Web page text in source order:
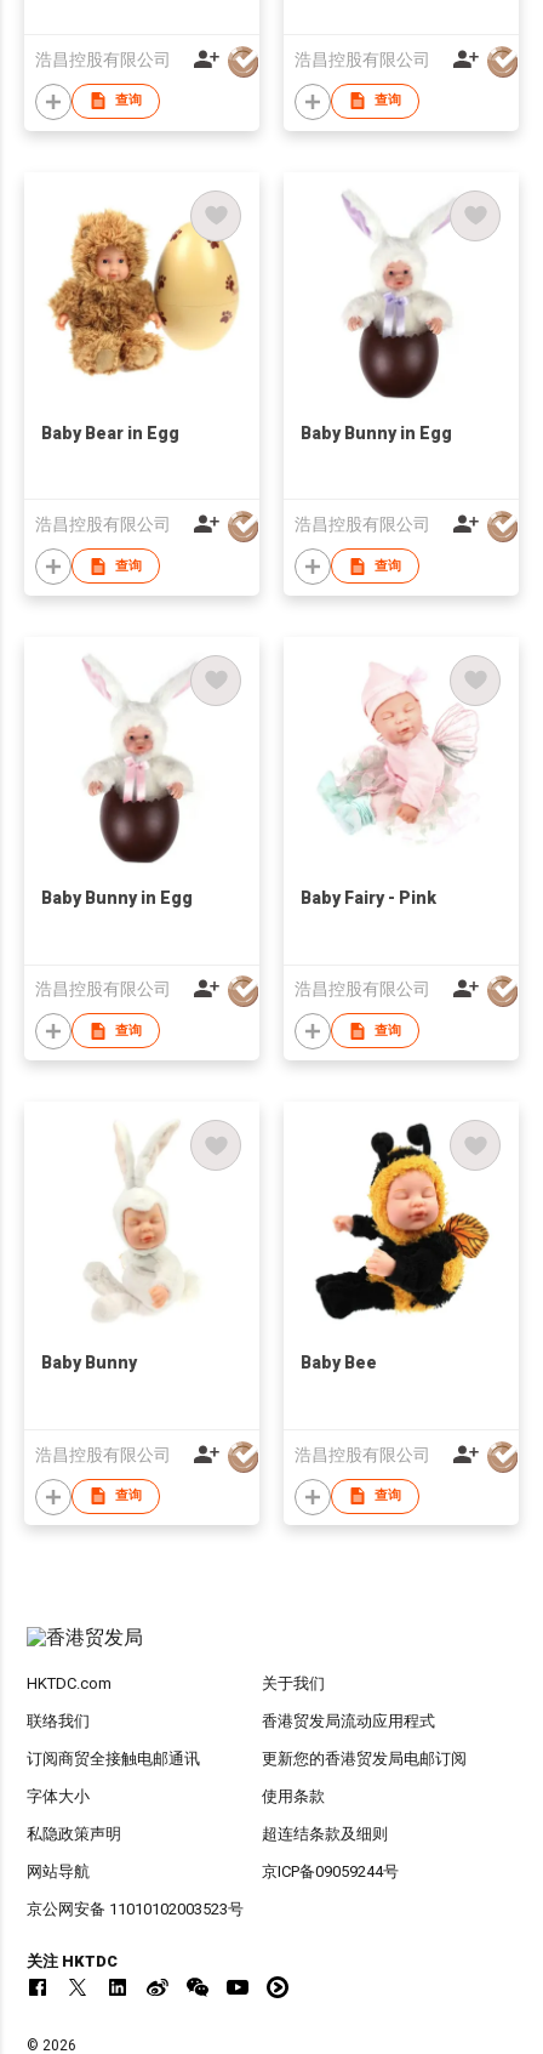
浩昌控股有限公司
查询
浩昌控股有限公司
查询
Baby Bear in Egg
浩昌控股有限公司
查询
Baby Bunny in Egg
浩昌控股有限公司
查询
Baby Bunny in Egg
浩昌控股有限公司
查询
Baby Fairy - Pink
浩昌控股有限公司
查询
Baby Bunny
浩昌控股有限公司
查询
Baby Bee
浩昌控股有限公司
查询
HKTDC.com 关于我们
联络我们 香港贸发局流动应用程式
订阅商贸全接触电邮通讯 更新您的香港贸发局电邮订阅
字体大小 使用条款
私隐政策声明 超连结条款及细则
网站导航 京ICP备09059244号
京公网安备 11010102003523号
关注 HKTDC
© 2026